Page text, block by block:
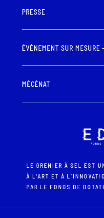
PRESSE
ÉVÈNEMENT SUR MESURE
MÉCÉNAT
LE GRENIER À SEL EST
À L’ART ET À
PAR LE FONDS DE